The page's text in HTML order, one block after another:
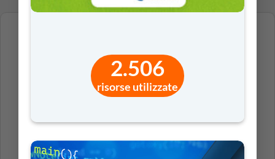
2.506
risorse utilizzate
PER I DOCENTI (DI RUOLO E NON)